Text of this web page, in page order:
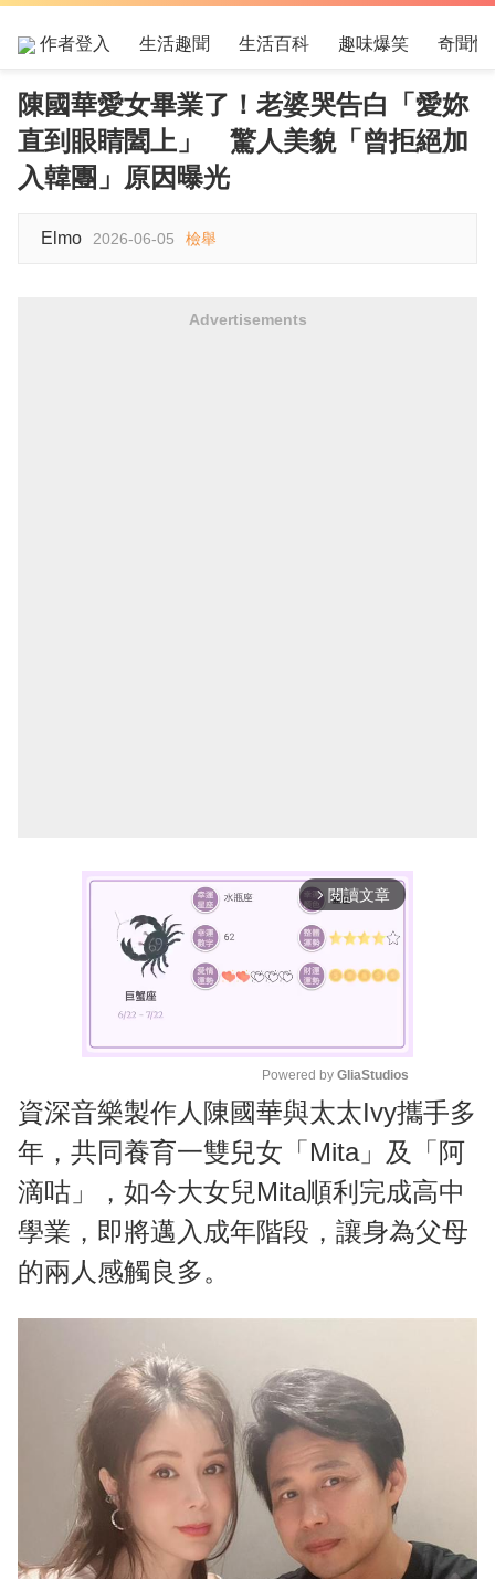
作者登入 生活趣聞 生活百科 趣味爆笑 奇聞怪
陳國華愛女畢業了！老婆哭告白「愛妳
直到眼睛闔上」 驚人美貌「曾拒絕加
入韓團」原因曝光
Elmo 2026-06-05 檢舉
Advertisements
arrow_forward_ios 閱讀文章
M
t
e
Powered by GliaStudios
資深音樂製作人陳國華與太太Ivy攜手多
年，共同養育一雙兒女「Mita」及「阿
滴咕」，如今大女兒Mita順利完成高中
學業，即將邁入成年階段，讓身為父母
的兩人感觸良多。